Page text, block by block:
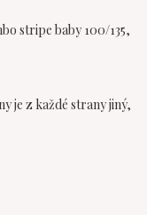
stripe baby 100/135,
je z každé strany jiný,